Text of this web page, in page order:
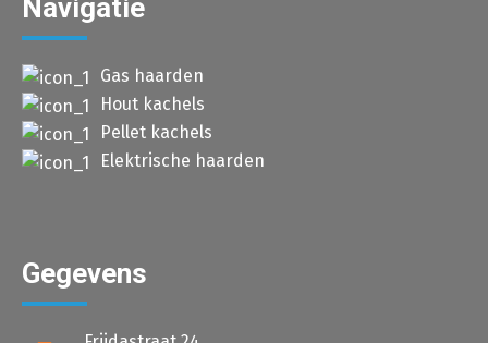
Navigatie
Gas haarden
Hout kachels
Pellet kachels
Elektrische haarden
Gegevens